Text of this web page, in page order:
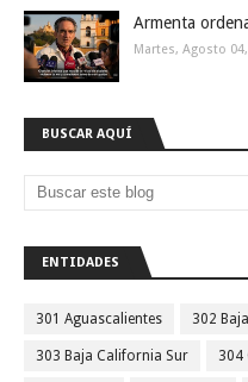
Armenta
Martes, Agosto
BUSCAR AQUÍ
ENTIDADES
301 Aguascalientes 302
303 Baja California Sur 304